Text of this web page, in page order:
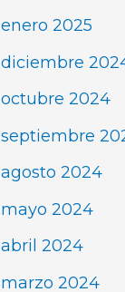
enero 2025
diciembre
octubre 2024
septiembre
agosto 2024
mayo 2024
abril 2024
marzo 2024